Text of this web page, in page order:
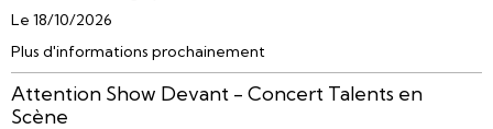
Le 18/10/2026
Plus d'informations prochainement
Attention Show Devant - Concert Talents en
Scène